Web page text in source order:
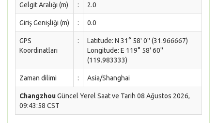
Gelgit Aralığı (m) : 2.0
Giriş Genişliği (m) : 0.0
GPS
Koordinatları
:
Latitude: N 31° 58' 0'' (31.966667)
Longitude: E 119° 58' 60''
(119.983333)
Zaman dilimi : Asia/Shanghai
ChangzhouGüncel Yerel Saat ve Tarih 08 Ağustos 2026,
09:43:58 CST